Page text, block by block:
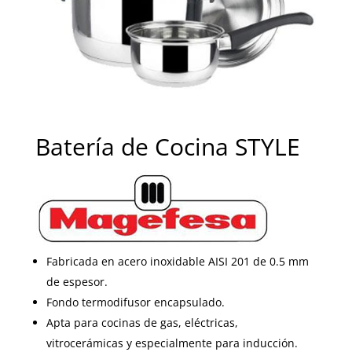
Batería de Cocina STYLE
Fabricada en acero inoxidable AISI 201 de 0.5 mm
de espesor.
Fondo termodifusor encapsulado.
Apta para cocinas de gas, eléctricas,
vitrocerámicas y especialmente para inducción.